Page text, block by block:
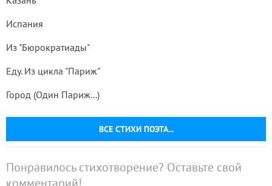
ВСЕ СТИХИ ПОЭТА...
Испания
Из "Бюрократиады"
Еду. Из цикла "Париж"
Город (Один Париж...)
Понравилось стихотворение? Оставьте свой